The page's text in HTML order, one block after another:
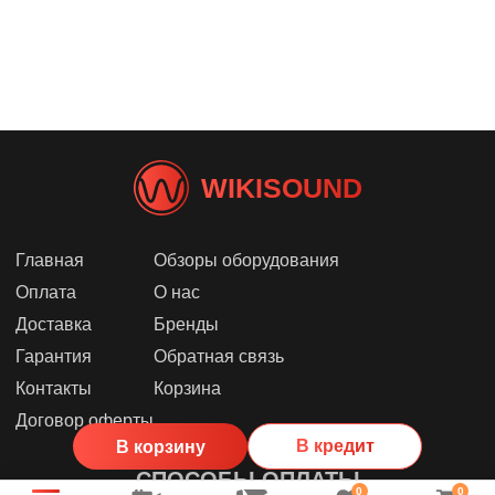
В корзину В кредит
WIKISOUND
Главная
Оплата
Доставка
Гарантия
Контакты
Договор оферты
Обзоры оборудования
О нас
Бренды
Обратная связь
Корзина
СПОСОБЫ ОПЛАТЫ0 0